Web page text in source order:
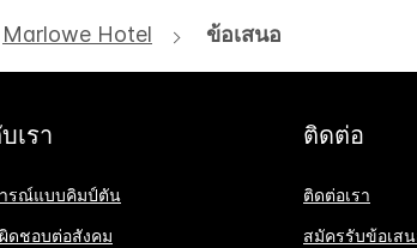
Marlowe Hotel ข้อเสนอ
เรา
รณ์แบบคิมป์ตัน
ดชอบต่อสังคม
ติดต่อ
ติดต่อเรา
สมัครรับข้อเสน